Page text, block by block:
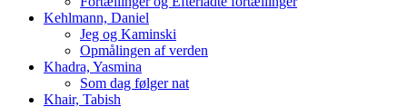
Kehlmann, Daniel
Jeg og Kaminski
Opmålingen af verden
Khadra, Yasmina
Som dag følger nat
Khair, Tabish